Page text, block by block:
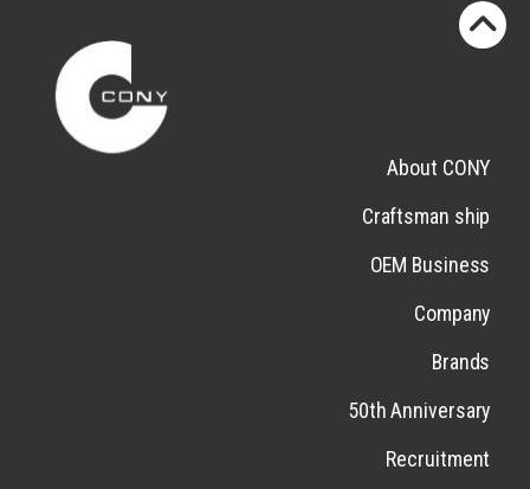
About CONY
Craftsman ship
OEM Business
Company
Brands
50th Anniversary
Recruitment